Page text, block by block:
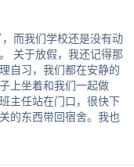
而我们学校还是没有动
关于放假，我还记得那
自习，我们都在安静的
上坐着和我们一起做
主任站在门口，很快下
的东西带回宿舍。我也